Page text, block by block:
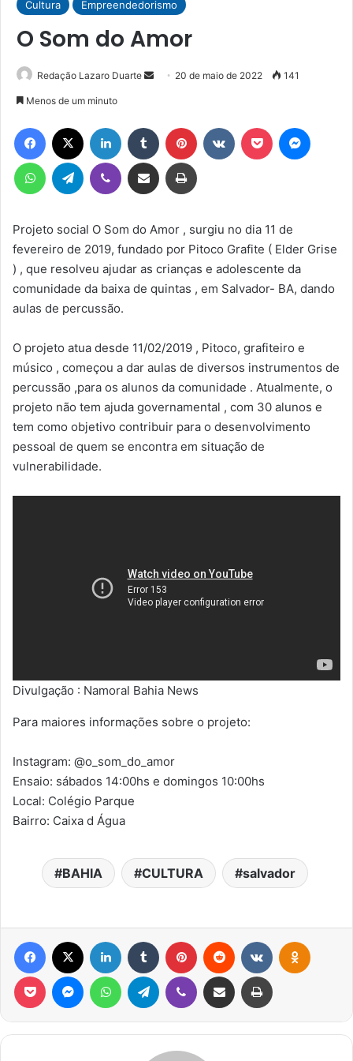
Cultura Empreendedorismo
O Som do Amor
Redação Lazaro Duarte
Mande
mail
20 de maio de 2022 141
Menos de um minuto
Facebook Linkedin Tumblr Pinterest Pocket
WhatsAppTelegram Viber Compartilhar via e-mail Imprimir
Projeto social O Som do Amor , surgiu no dia 11 de
fevereiro de 2019, fundado por Pitoco Grafite ( Elder Grise
) , que resolveu ajudar as crianças e adolescente da
comunidade da baixa de quintas , em Salvador- BA, dando
aulas de percussão.
O projeto atua desde 11/02/2019 , Pitoco, grafiteiro e
músico , começou a dar aulas de diversos instrumentos de
percussão ,para os alunos da comunidade . Atualmente, o
projeto não tem ajuda governamental , com 30 alunos e
tem como objetivo contribuir para o desenvolvimento
pessoal de quem se encontra em situação de
vulnerabilidade.
Divulgação : Namoral Bahia News
Para maiores informações sobre o projeto:
Instagram: @o_som_do_amor
Ensaio: sábados 14:00hs e domingos 10:00hs
Local: Colégio Parque
Bairro: Caixa d Água
BAHIA CULTURA salvador
Facebook Linkedin Tumblr Pinterest Reddit
Pocket MessengerWhatsAppTelegram Viber Compartilhar via e-mail Imprimir